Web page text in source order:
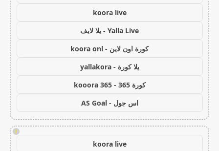
koora live
Yalla Live - يلا لايف
كورة اون لاين - koora onl
يلا كورة - yallakora
كورة 365 - kooora 365
اس جول - AS Goal
!
koora live